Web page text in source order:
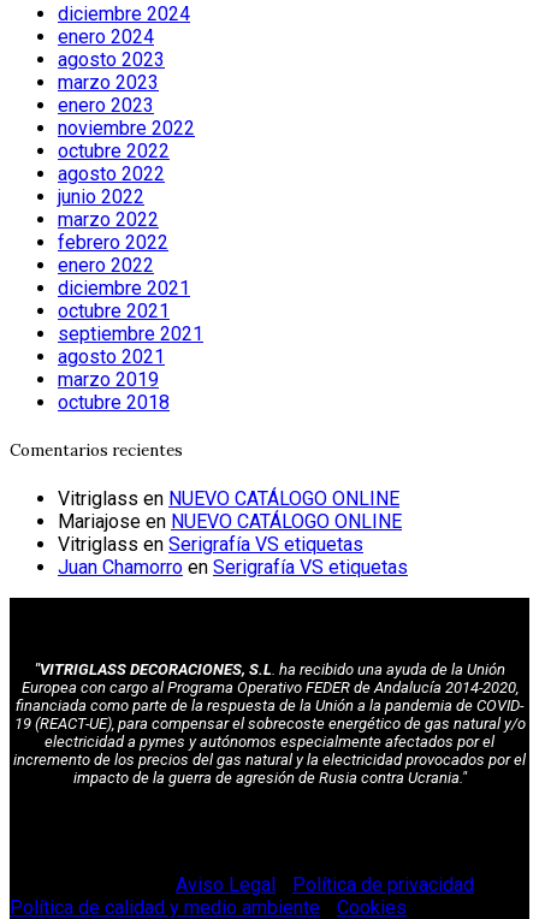
diciembre 2024
enero 2024
agosto 2023
marzo 2023
enero 2023
noviembre 2022
octubre 2022
agosto 2022
junio 2022
marzo 2022
febrero 2022
enero 2022
diciembre 2021
octubre 2021
septiembre 2021
agosto 2021
marzo 2019
octubre 2018
Comentarios recientes
Vitriglass en NUEVO CATÁLOGO ONLINE
Mariajose en NUEVO CATÁLOGO ONLINE
Vitriglass en Serigrafía VS etiquetas
Juan Chamorro en Serigrafía VS etiquetas
"VITRIGLASS DECORACIONES, S.L. ha recibido una ayuda de la Unión
Europea con cargo al Programa Operativo FEDER de Andalucía 2014-2020,
financiada como parte de la respuesta de la Unión a la pandemia de COVID-
19 (REACT-UE), para compensar el sobrecoste energético de gas natural y/o
electricidad a pymes y autónomos especialmente afectados por el
incremento de los precios del gas natural y la electricidad provocados por el
impacto de la guerra de agresión de Rusia contra Ucrania."
Aviso Legal Política de privacidad
Política de calidad y medio ambiente
Cookies